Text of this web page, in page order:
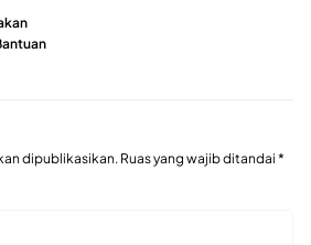
dipublikasikan. Ruas yang wajib ditandai *